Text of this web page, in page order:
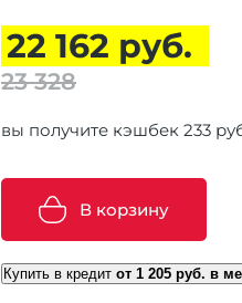
22 162 руб.
23 328
вы получите кэшбек 233
В корзину
Купить в кредит от 1 205 руб. в